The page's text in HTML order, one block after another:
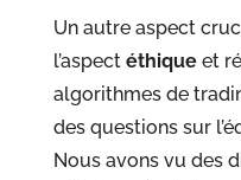
Un autre aspect
l’aspect éthiqueet
algorithmes de
des questions sur
Nous avons vu des